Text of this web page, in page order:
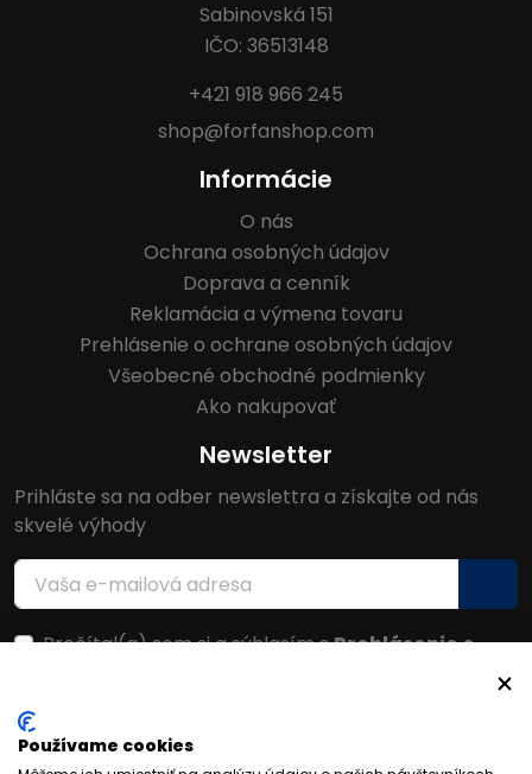
Sabinovská 151
IČO: 36513148
+421 918 966 245
shop@forfanshop.com
Informácie
O nás
Ochrana osobných údajov
Doprava a cenník
Reklamácia a výmena tovaru
Prehlásenie o ochrane osobných údajov
Všeobecné obchodné podmienky
Ako nakupovať
Newsletter
Prihláste sa na odber newslettra a získajte od nás
skvelé výhody
Prečítal(a) som si a súhlasím sPrehlásenie o
Používame cookies